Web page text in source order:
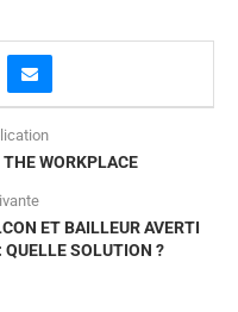
WORKPLACE
ET BAILLEUR AVERTI
SOLUTION ?